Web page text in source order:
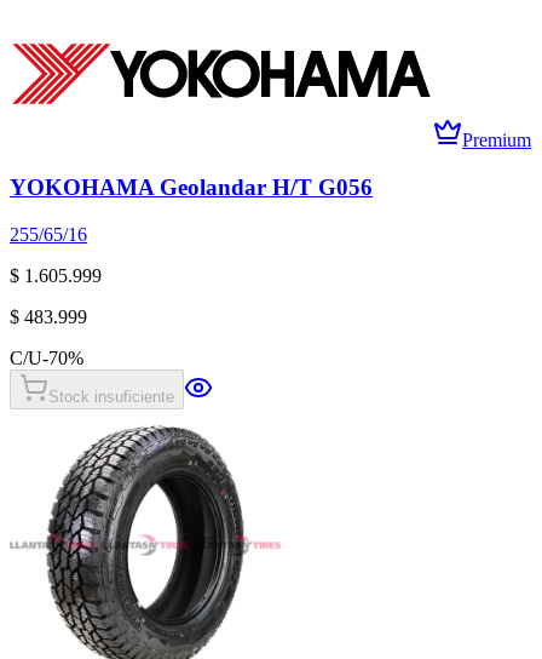
Premium
YOKOHAMA Geolandar H/T G056
255/65/16
$ 1.605.999
$ 483.999
C/U-70%
Stock insuficiente